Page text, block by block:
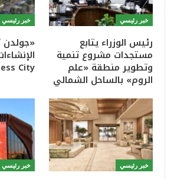
خبر رئيسي
رئيس الوزراء يتابع
مستجدات مشروع تنمية
وتطوير منطقة «علم
الروم» بالساحل الشمالي
خبر رئيسي
«جولدن
City»
خبر رئيسي خبر رئيسي